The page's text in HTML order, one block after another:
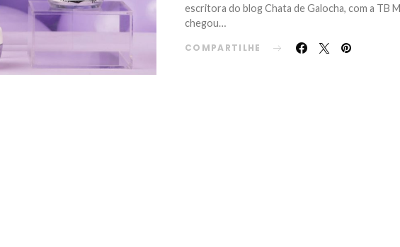
escritora do blog Chata de Galocha, com a TB
chegou…
COMPARTILHE